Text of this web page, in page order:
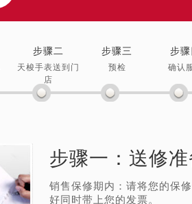
步骤二
天梭手表送到门
店
步骤三
预检
步骤
确认
步骤一： 送修准
销售保修期内：请将您的保
好同时带上您的发票。